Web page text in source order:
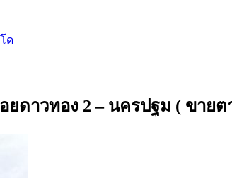
ด
ดาวทอง 2 – นครปฐม ( ขายต